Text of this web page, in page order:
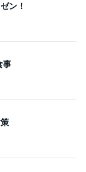
ン